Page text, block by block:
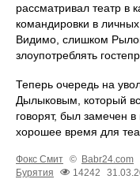
рассматривал театр в
командировки в
Видимо, слишком
злоупотреблять
Теперь очередь на
Дылыковым, который
говорят, был замечен
хорошее время для
Фокс Смит © Babr24.com
Бурятия
14242